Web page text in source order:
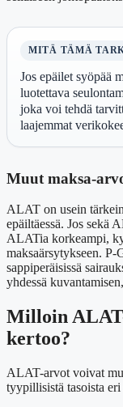
MITÄ TÄMÄ
Jos epäilet syöpää
luotettava
joka voi tehdä
laajemmat
Muut maksa-
ALAT on usein
epäiltäessä. Jos sekä
ALATia korkeampi,
maksaärsytykseen.
sappiperäisissä
yhdessä
Milloin
kertoo?
ALAT-arvot voivat
tyypillisistä tasoista eri